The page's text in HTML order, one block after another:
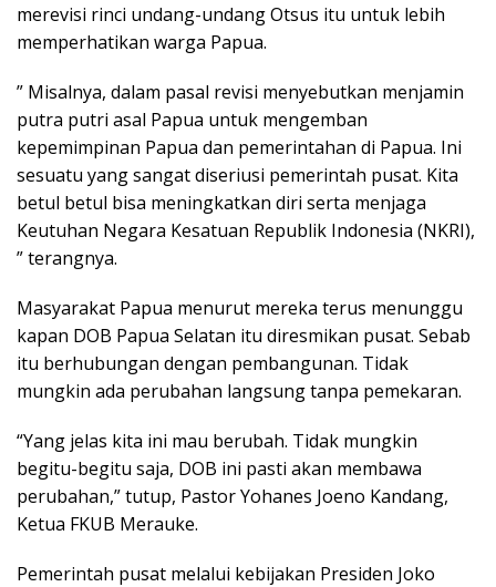
merevisi rinci undang-undang Otsus itu untuk lebih
memperhatikan warga Papua.
” Misalnya, dalam pasal revisi menyebutkan menjamin
putra putri asal Papua untuk mengemban
kepemimpinan Papua dan pemerintahan di Papua. Ini
sesuatu yang sangat diseriusi pemerintah pusat. Kita
betul betul bisa meningkatkan diri serta menjaga
Keutuhan Negara Kesatuan Republik Indonesia (NKRI),
” terangnya.
Masyarakat Papua menurut mereka terus menunggu
kapan DOB Papua Selatan itu diresmikan pusat. Sebab
itu berhubungan dengan pembangunan. Tidak
mungkin ada perubahan langsung tanpa pemekaran.
“Yang jelas kita ini mau berubah. Tidak mungkin
begitu-begitu saja, DOB ini pasti akan membawa
perubahan,” tutup, Pastor Yohanes Joeno Kandang,
Ketua FKUB Merauke.
Pemerintah pusat melalui kebijakan Presiden Joko